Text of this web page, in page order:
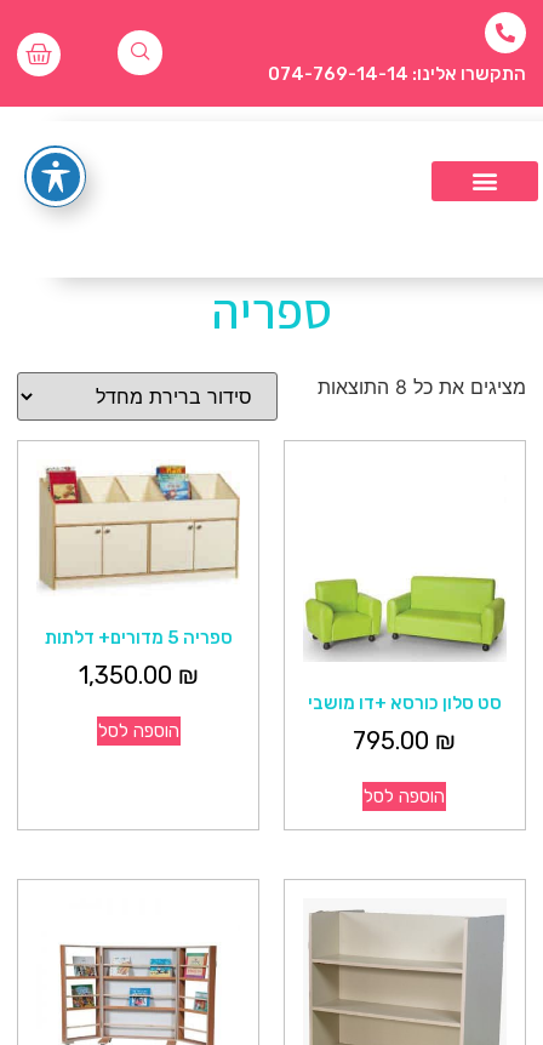
התקשרו אלינו: 074-769-14-14
ספריה
מציגים את כל ⁦8⁩ התוצאות
סט סלון כורסא +דו מושבי
795.00 ₪
הוספה לסל
ספריה 5 מדורים+ דלתות
1,350.00 ₪
הוספה לסל